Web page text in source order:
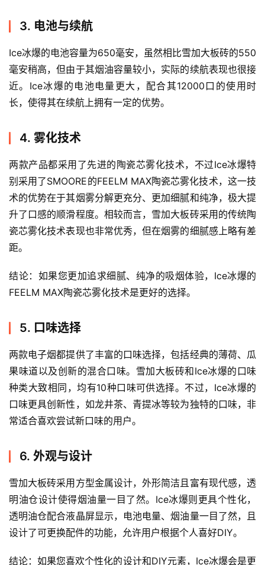
评
通
配
烟
弹
国
标
系
列
3. 电池与续航
Ice冰爆的电池容量为650毫安，虽然相比雪加大板砖的550
毫安稍高，但由于其烟油容量较小，实际的续航表现也很接
近。Ice冰爆的电池电量更大，配合其12000口的使用时
长，使得其在续航上拥有一定的优势。
4. 雾化技术
两款产品都采用了先进的陶瓷芯雾化技术，不过Ice冰爆特
别采用了SMOORE的FEELM MAX陶瓷芯雾化技术，这一技
术的优势在于其烟雾分解更充分、更加细腻和纯净，极大提
升了口感的顺滑程度。相较而言，雪加大板砖采用的传统陶
瓷芯雾化技术表现也非常优秀，但在烟雾的细腻感上略有差
距。
结论：如果您更加追求细腻、纯净的吸烟体验，Ice冰爆的
FEELM MAX陶瓷芯雾化技术是更好的选择。
5. 口味选择
两款电子烟都提供了丰富的口味选择，包括经典的薄荷、瓜
果味道以及创新的混合口味。雪加大板砖和Ice冰爆的口味
种类大致相同，均有10种口味可供选择。不过，Ice冰爆的
口味更具创新性，如龙井茶、青提冰等较为独特的口味，非
常适合喜欢尝试新口味的用户。
6. 外观与设计
雪加大板砖采用方型金属设计，外形简洁且富有现代感，透
明油仓设计使得烟油量一目了然。Ice冰爆则更具个性化，
透明油仓配合液晶屏显示，电池电量、烟油量一目了然，且
设计了可更换配件的功能，允许用户根据个人喜好DIY。
结论：如果您喜欢个性化的设计和DIY元素，Ice冰爆会是更